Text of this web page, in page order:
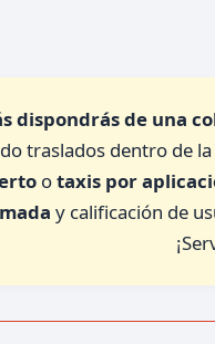
dispondrás de una
traslados dentro de
otaxis por
y calificación de